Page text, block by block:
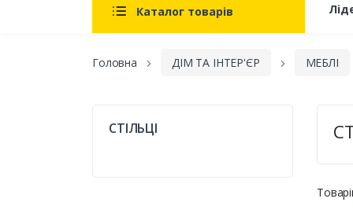
Каталог товарів
Головна ДІМ ТА ІНТЕР'ЄР МЕБЛІ
СТІЛЬЦІ